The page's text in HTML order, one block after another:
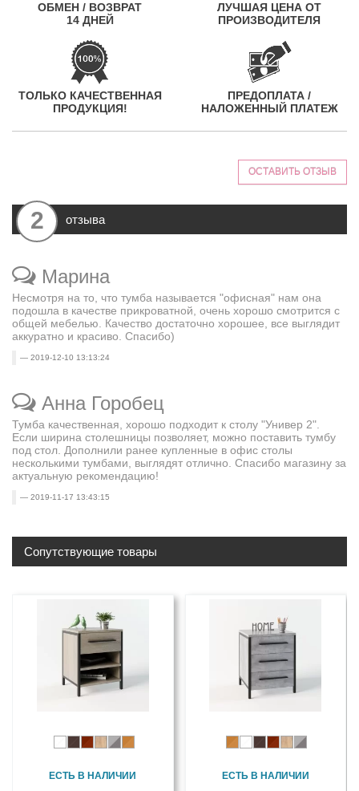
ОБМЕН / ВОЗВРАТ
14 ДНЕЙ
ЛУЧШАЯ ЦЕНА ОТ
ПРОИЗВОДИТЕЛЯ
ТОЛЬКО КАЧЕСТВЕННАЯ
ПРОДУКЦИЯ!
ПРЕДОПЛАТА /
НАЛОЖЕННЫЙ ПЛАТЕЖ
ОСТАВИТЬ ОТЗЫВ
2 отзыва
Марина
Несмотря на то, что тумба называется "офисная" нам она
подошла в качестве прикроватной, очень хорошо смотрится с
общей мебелью. Качество достаточно хорошее, все выглядит
аккуратно и красиво. Спасибо)
2019-12-10 13:13:24
Анна Горобец
Тумба качественная, хорошо подходит к столу "Универ 2".
Если ширина столешницы позволяет, можно поставить тумбу
под стол. Дополнили ранее купленные в офис столы
несколькими тумбами, выглядят отлично. Спасибо магазину за
актуальную рекомендацию!
2019-11-17 13:43:15
Сопутствующие товары
ЕСТЬ В НАЛИЧИИ ЕСТЬ В НАЛИЧИИ